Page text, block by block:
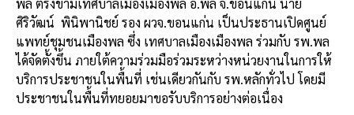
ศิริวัฒน์ พินิพานิชย์ รอง ผวจ.ขอนแก่น เป็นประธานเปิดศูนย์
แพทย์ชุมชนเมืองพล ซึ่ง เทศบาลเมืองเมืองพล ร่วมกับ รพ.พล
ได้จัดตั้งขึ้น ภายใต้ความร่วมมือร่วมระหว่างหน่วยงานในการให้
บริการประชาชนในพื้นที่ เช่นเดียวกันกับ รพ.หลักทั่วไป โดยมี
ประชาชนในพื้นที่ทยอยมาขอรับบริการอย่างต่อเนื่อง